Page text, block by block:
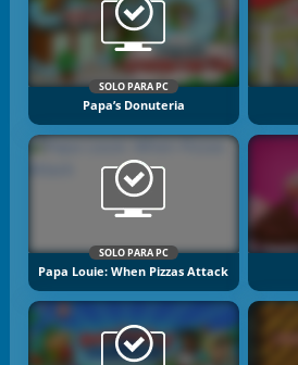
SOLO PARA PC
Papa’s Donuteria
SOLO PARA PC
Papa Louie: When Pizzas Attack